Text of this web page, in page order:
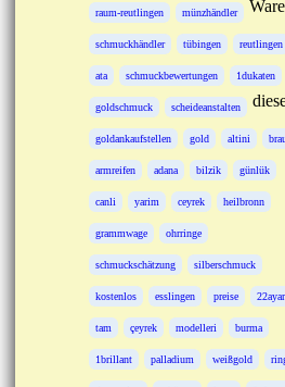
raum-reutlingen münzhändler
schmuckhändler tübingen reutlingen
ata schmuckbewertungen 1dukaten
goldschmuck scheideanstalten
goldankaufstellen gold altini
armreifen adana bilzik günlük
canli yarim ceyrek heilbronn
grammwage ohrringe
schmuckschätzung silberschmuck
kostenlos esslingen preise 22ayar
tam çeyrek modelleri burma
1brillant palladium weißgold